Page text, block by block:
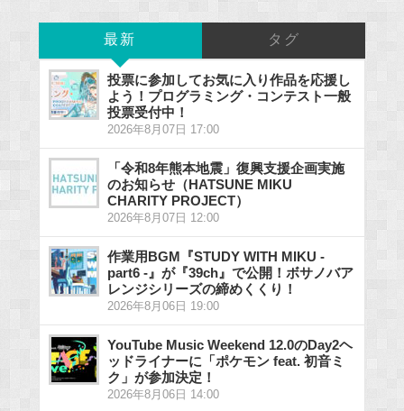
最新 タグ
投票に参加してお気に入り作品を応援し
よう！プログラミング・コンテスト一般
投票受付中！
2026年8月07日 17:00
「令和8年熊本地震」復興支援企画実施
のお知らせ（HATSUNE MIKU
CHARITY PROJECT）
2026年8月07日 12:00
作業用BGM『STUDY WITH MIKU -
part6 -』が『39ch』で公開！ボサノバア
レンジシリーズの締めくくり！
2026年8月06日 19:00
YouTube Music Weekend 12.0のDay2ヘ
ッドライナーに「ポケモン feat. 初音ミ
ク」が参加決定！
2026年8月06日 14:00